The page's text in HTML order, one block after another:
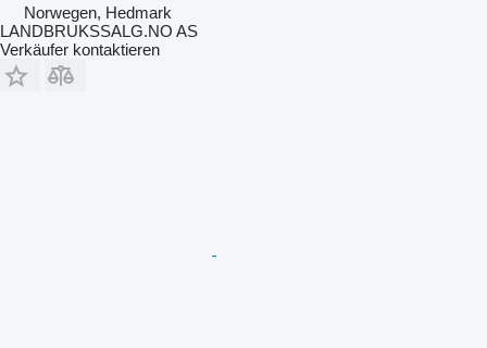
Norwegen, Hedmark
LANDBRUKSSALG.NO AS
Verkäufer kontaktieren